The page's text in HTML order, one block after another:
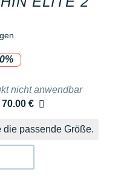
Marke
nicht anwendbar
70.00 €
die passende Größe.